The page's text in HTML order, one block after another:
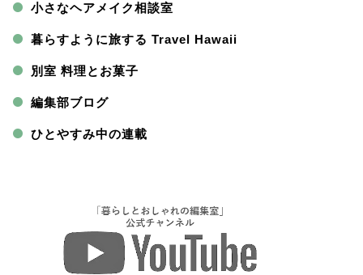
小さなヘアメイク相談室
暮らすように旅する Travel Hawaii
別室 料理とお菓子
編集部ブログ
ひとやすみ中の連載